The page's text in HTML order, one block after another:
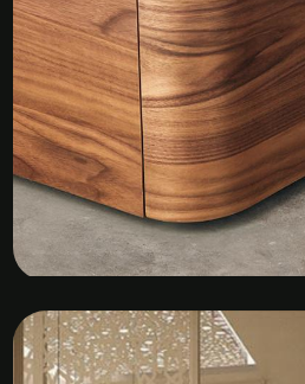
Kệ Tủ Gỗ Veneer